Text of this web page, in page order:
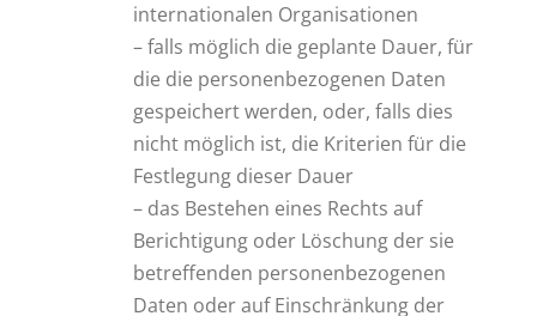
internationalen Organisationen
– falls möglich die geplante Dauer, für
die die personenbezogenen Daten
gespeichert werden, oder, falls dies
nicht möglich ist, die Kriterien für die
Festlegung dieser Dauer
– das Bestehen eines Rechts auf
Berichtigung oder Löschung der sie
betreffenden personenbezogenen
Daten oder auf Einschränkung der